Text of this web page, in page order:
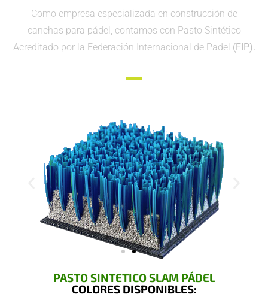
Como empresa especializada en construcción de
canchas para pádel, contamos con Pasto Sintético
Acreditado por la Federación Internacional de Padel (FIP).
PASTO SINTETICO SLAM PÁDEL
COLORES DISPONIBLES: